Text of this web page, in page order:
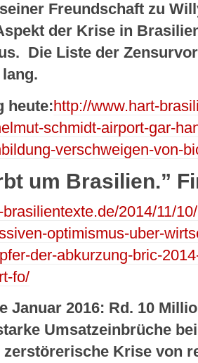
Freundschaft zu
der Krise in
Die Liste der
heute:http://www.hart-
schmidt-airport-gar-
verschweigen-von-
um Brasilien.”
2014/11/
optimismus-uber-
der-abkurzung-bric-
fo/
Januar 2016: Rd. 10
Umsatzeinbrüche
zerstörerische Krise von